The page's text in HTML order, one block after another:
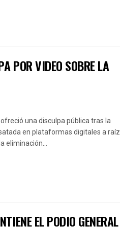
POR VIDEO SOBRE LA
una disculpa pública tras la
en plataformas digitales a raíz
eliminación...
EL PODIO GENERAL